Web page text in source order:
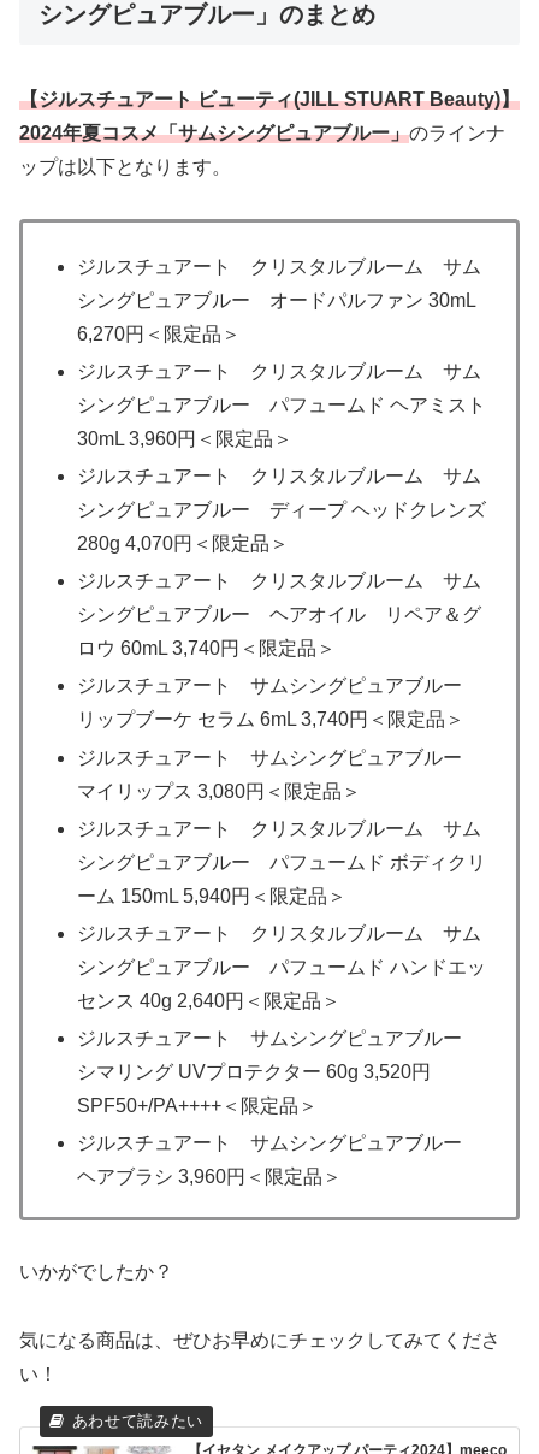
シングピュアブルー」のまとめ
【ジルスチュアート ビューティ(JILL STUART Beauty)】
2024年夏コスメ「サムシングピュアブルー」のラインナ
ップは以下となります。
ジルスチュアート クリスタルブルーム サム
シングピュアブルー オードパルファン 30mL
6,270円＜限定品＞
ジルスチュアート クリスタルブルーム サム
シングピュアブルー パフュームド ヘアミスト
30mL 3,960円＜限定品＞
ジルスチュアート クリスタルブルーム サム
シングピュアブルー ディープ ヘッドクレンズ
280g 4,070円＜限定品＞
ジルスチュアート クリスタルブルーム サム
シングピュアブルー ヘアオイル リペア＆グ
ロウ 60mL 3,740円＜限定品＞
ジルスチュアート サムシングピュアブルー
リップブーケ セラム 6mL 3,740円＜限定品＞
ジルスチュアート サムシングピュアブルー
マイリップス 3,080円＜限定品＞
ジルスチュアート クリスタルブルーム サム
シングピュアブルー パフュームド ボディクリ
ーム 150mL 5,940円＜限定品＞
ジルスチュアート クリスタルブルーム サム
シングピュアブルー パフュームド ハンドエッ
センス 40g 2,640円＜限定品＞
ジルスチュアート サムシングピュアブルー
シマリング UVプロテクター 60g 3,520円
SPF50+/PA++++＜限定品＞
ジルスチュアート サムシングピュアブルー
ヘアブラシ 3,960円＜限定品＞
いかがでしたか？
気になる商品は、ぜひお早めにチェックしてみてくださ
い！